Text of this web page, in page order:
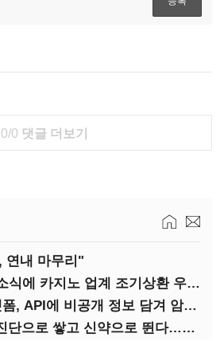
0/0 댓글 더보기
연내 마무리"
"관광기금 상향 소식에 카지노 업계 조기상환 우려"
모두의 창업 플랫폼, API에 비공개 정보 담겨 암호키까지 새나갔다
(내일의 거인들)진단으로 쌓고 신약으로 뛴다…세니젠의 대전환